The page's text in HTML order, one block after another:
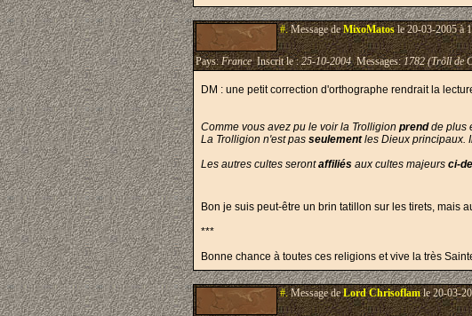
#.Message deMixoMatosle 20-03-2005 à
Pays:FranceInscrit le :25-10-2004Messages:1782 (Trõll de
DM : une petit correction d'orthographe rendrait la
Comme vous avez pu le voir la Trolligion prendde plus
La Trolligion n'est pas seulementles Dieux principaux.
Les autres cultes serontaffiliés aux cultes majeurs ci-
Bon je suis peut-être un brin tatillon sur les tirets, mais
***
Bonne chance à toutes ces religions et vive la très
#.Message deLord Chrisoflamle 20-03-